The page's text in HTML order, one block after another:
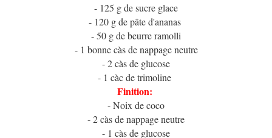
- 125 g de sucre glace
- 120 g de pâte d'ananas
- 50 g de beurre ramolli
- 1 bonne càs de nappage neutre
- 2 càs de glucose
- 1 càc de trimoline
Finition:
- Noix de coco
- 2 càs de nappage neutre
- 1 càs de glucose